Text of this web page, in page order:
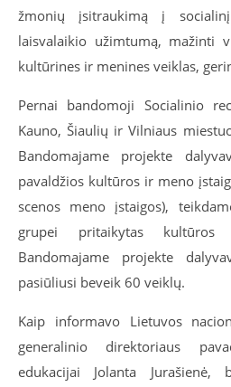
žmonių įsitraukimą į
laisvalaikio užimtumą, mažinti
kultūrines ir menines veiklas,
Pernai bandomoji Socialinio
Kauno, Šiaulių ir Vilniaus
Bandomajame projekte
pavaldžios kultūros ir meno
scenos meno įstaigos),
grupei pritaikytas
Bandomajame projekte
pasiūliusi beveik 60 veiklų.
Kaip informavo Lietuvos
generalinio direktoriaus
edukacijai Jolanta Jurašienė,